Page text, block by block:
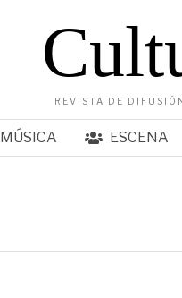
REVISTA DE
MÚSICA ESCENA